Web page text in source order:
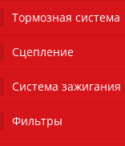
Тормозная система
Сцепление
Система зажигания
Фильтры